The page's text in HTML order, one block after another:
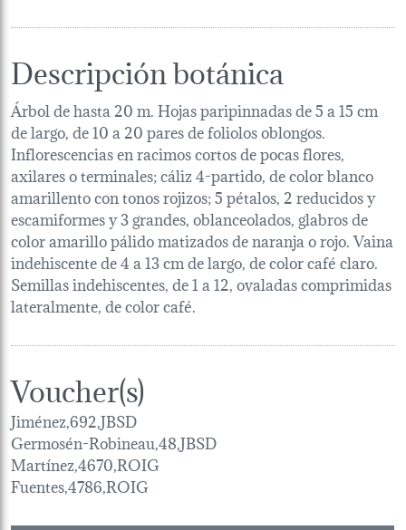
Descripción botánica
Árbol de hasta 20 m. Hojas paripinnadas de 5 a 15 cm
de largo, de 10 a 20 pares de foliolos oblongos.
Inflorescencias en racimos cortos de pocas flores,
axilares o terminales; cáliz 4-partido, de color blanco
amarillento con tonos rojizos; 5 pétalos, 2 reducidos y
escamiformes y 3 grandes, oblanceolados, glabros de
color amarillo pálido matizados de naranja o rojo. Vaina
indehiscente de 4 a 13 cm de largo, de color café claro.
Semillas indehiscentes, de 1 a 12, ovaladas comprimidas
lateralmente, de color café.
Voucher(s)
Jiménez,692,JBSD
Germosén-Robineau,48,JBSD
Martínez,4670,ROIG
Fuentes,4786,ROIG